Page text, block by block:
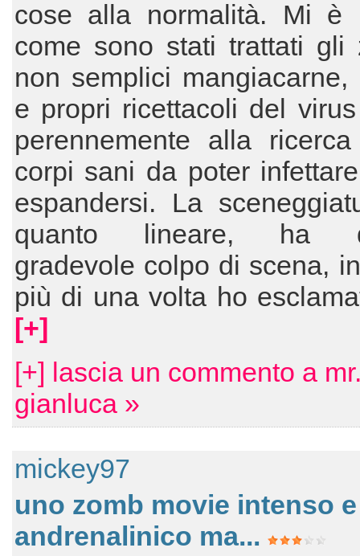
cose alla normalità. Mi è
come sono stati trattati gli
non semplici
e propri ricettacoli del
perennemente alla
corpi sani da poter
espandersi. La
quanto lineare, ha
gradevole colpo di scena,
più di una volta ho
[+]
[+] lascia un commento a
gianluca »
mickey97
uno zomb movie intenso e
andrenalinico ma...